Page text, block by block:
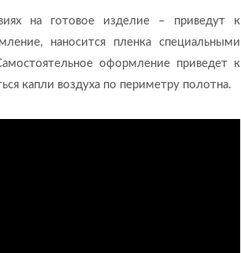
на готовое изделие – приведут к
наносится пленка специальными
оформление приведет к
капли воздуха по периметру полотна.